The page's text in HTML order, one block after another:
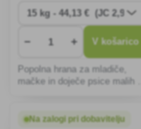
− + V košarico
Popolna hrana za mladiče,
mačke in doječe psice malih in
Na zalogi pri dobavitelju